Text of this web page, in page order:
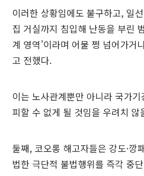
이러한 상황임에도 불구하고, 일
집 거실까지 침입해 난동을 부린
계 영역’이라며 어물 쩡 넘어가거
고 전했다.
이는 노사관계뿐만 아니라 국가
피할 수 없게 될 것임을 우려치 않
둘째, 코오롱 해고자들은 강도·깡
법한 극단적 불법행위를 즉각 중